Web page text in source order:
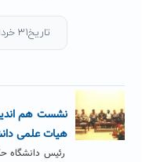
تاریخ۳۱ خرداد ۱۳۹۵
نشست هم
هیات علمی
رئیس دانشگاه